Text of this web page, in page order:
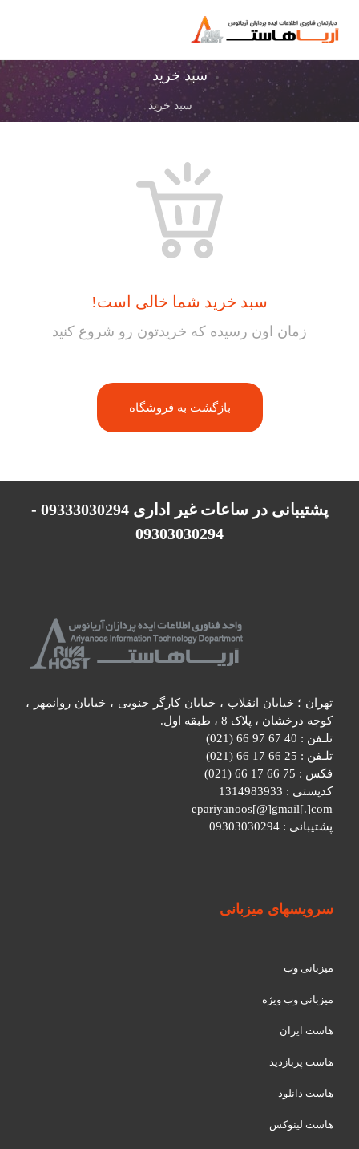
سبد خرید
سبد خرید
سبد خرید شما خالی است!
زمان اون رسیده که خریدتون رو شروع کنید
بازگشت به فروشگاه
پشتیبانی در ساعات غیر اداری 09333030294 -
09303030294
تهران ؛ خیابان انقلاب ، خیابان کارگر جنوبی ، خیابان روانمهر ،
کوچه درخشان ، پلاک 8 ، طبقه اول.
تلـفن : 40 67 97 66 (021)
تلـفن : 25 66 17 66 (021)
فکس : 75 66 17 66 (021)
کدپستی : 1314983933
epariyanoos[@]gmail[.]com
پشتیبانی : 09303030294
سرویسهای میزبانی
میزبانی وب
میزبانی وب ویژه
هاست ایران
هاست پربازدید
هاست دانلود
هاست لینوکس